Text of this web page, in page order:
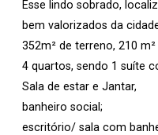
Esse lindo sobrado,
bem valorizados da
352m² de terreno, 210
4 quartos, sendo 1 suíte
Sala de estar e Jantar,
banheiro social;
escritório/ sala com